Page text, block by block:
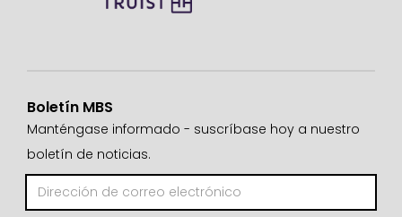
Boletín MBS
Manténgase informado - suscríbase hoy a nuestro
boletín de noticias.